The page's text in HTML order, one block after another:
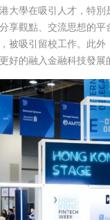
大學在吸引人才，特
享觀點、交流思想的
被吸引留校工作。此
好的融入金融科技發展